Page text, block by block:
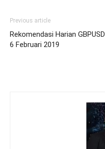
Previous article
Rekomendasi Harian GBPUSD
6 Februari 2019